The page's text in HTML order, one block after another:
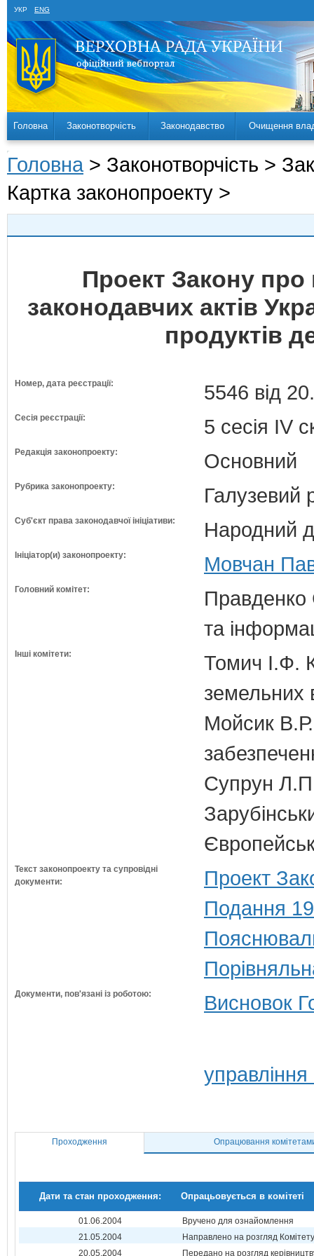
УКР ENG
Головна Законотворчість Законодавство Очищення
Головна > Законотворчість >
Картка законопроекту >
Проект Закону про
законодавчих актів
продуктів
Номер, дата реєстрації: 5546 від
Сесія реєстрації: 5 сесія IV
Редакція законопроекту: Основний
Рубрика законопроекту: Галузевий
Суб'єкт права законодавчої ініціативи: Народний
Ініціатор(и) законопроекту: Мовчан
Головний комітет:
Правденко
та
Інші комітети:
Томич І.Ф.
земельних
Мойсик В.Р.
Супрун
Текст законопроекту та супровідні
документи:
Проект
Подання
Документи, пов'язані із роботою: Висновок
Проходження Опрацювання
Дати та стан проходження: Опрацьовується в комітеті
01.06.2004
Вручено для ознайомлення
21.05.2004
Направлено на розгляд Комітету
20.05.2004
Передано на розгляд